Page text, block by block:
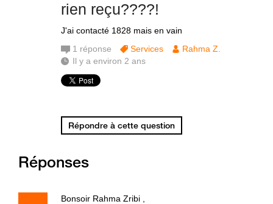
rien reçu????!
J'ai contacté 1828 mais en vain
1 réponse Services
Rahma Z.
Il y a environ 2 ans
Répondre à cette question
Réponses
Bonsoir Rahma Zribi ,